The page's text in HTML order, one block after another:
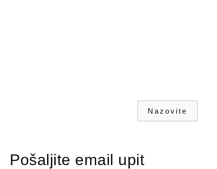
Nazovite
Pošaljite email upit